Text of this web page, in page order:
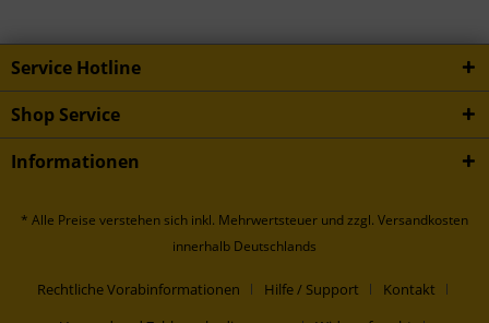
Service Hotline
Shop Service
Informationen
* Alle Preise verstehen sich inkl. Mehrwertsteuer undzzgl. Versandkosten
innerhalb Deutschlands
Rechtliche Vorabinformationen Hilfe / Support
Kontakt